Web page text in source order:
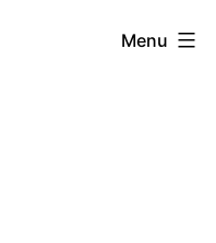
Menu